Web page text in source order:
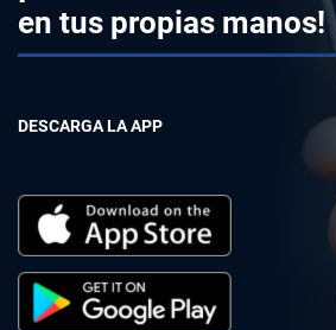
en tus propias manos!
DESCARGA LA APP